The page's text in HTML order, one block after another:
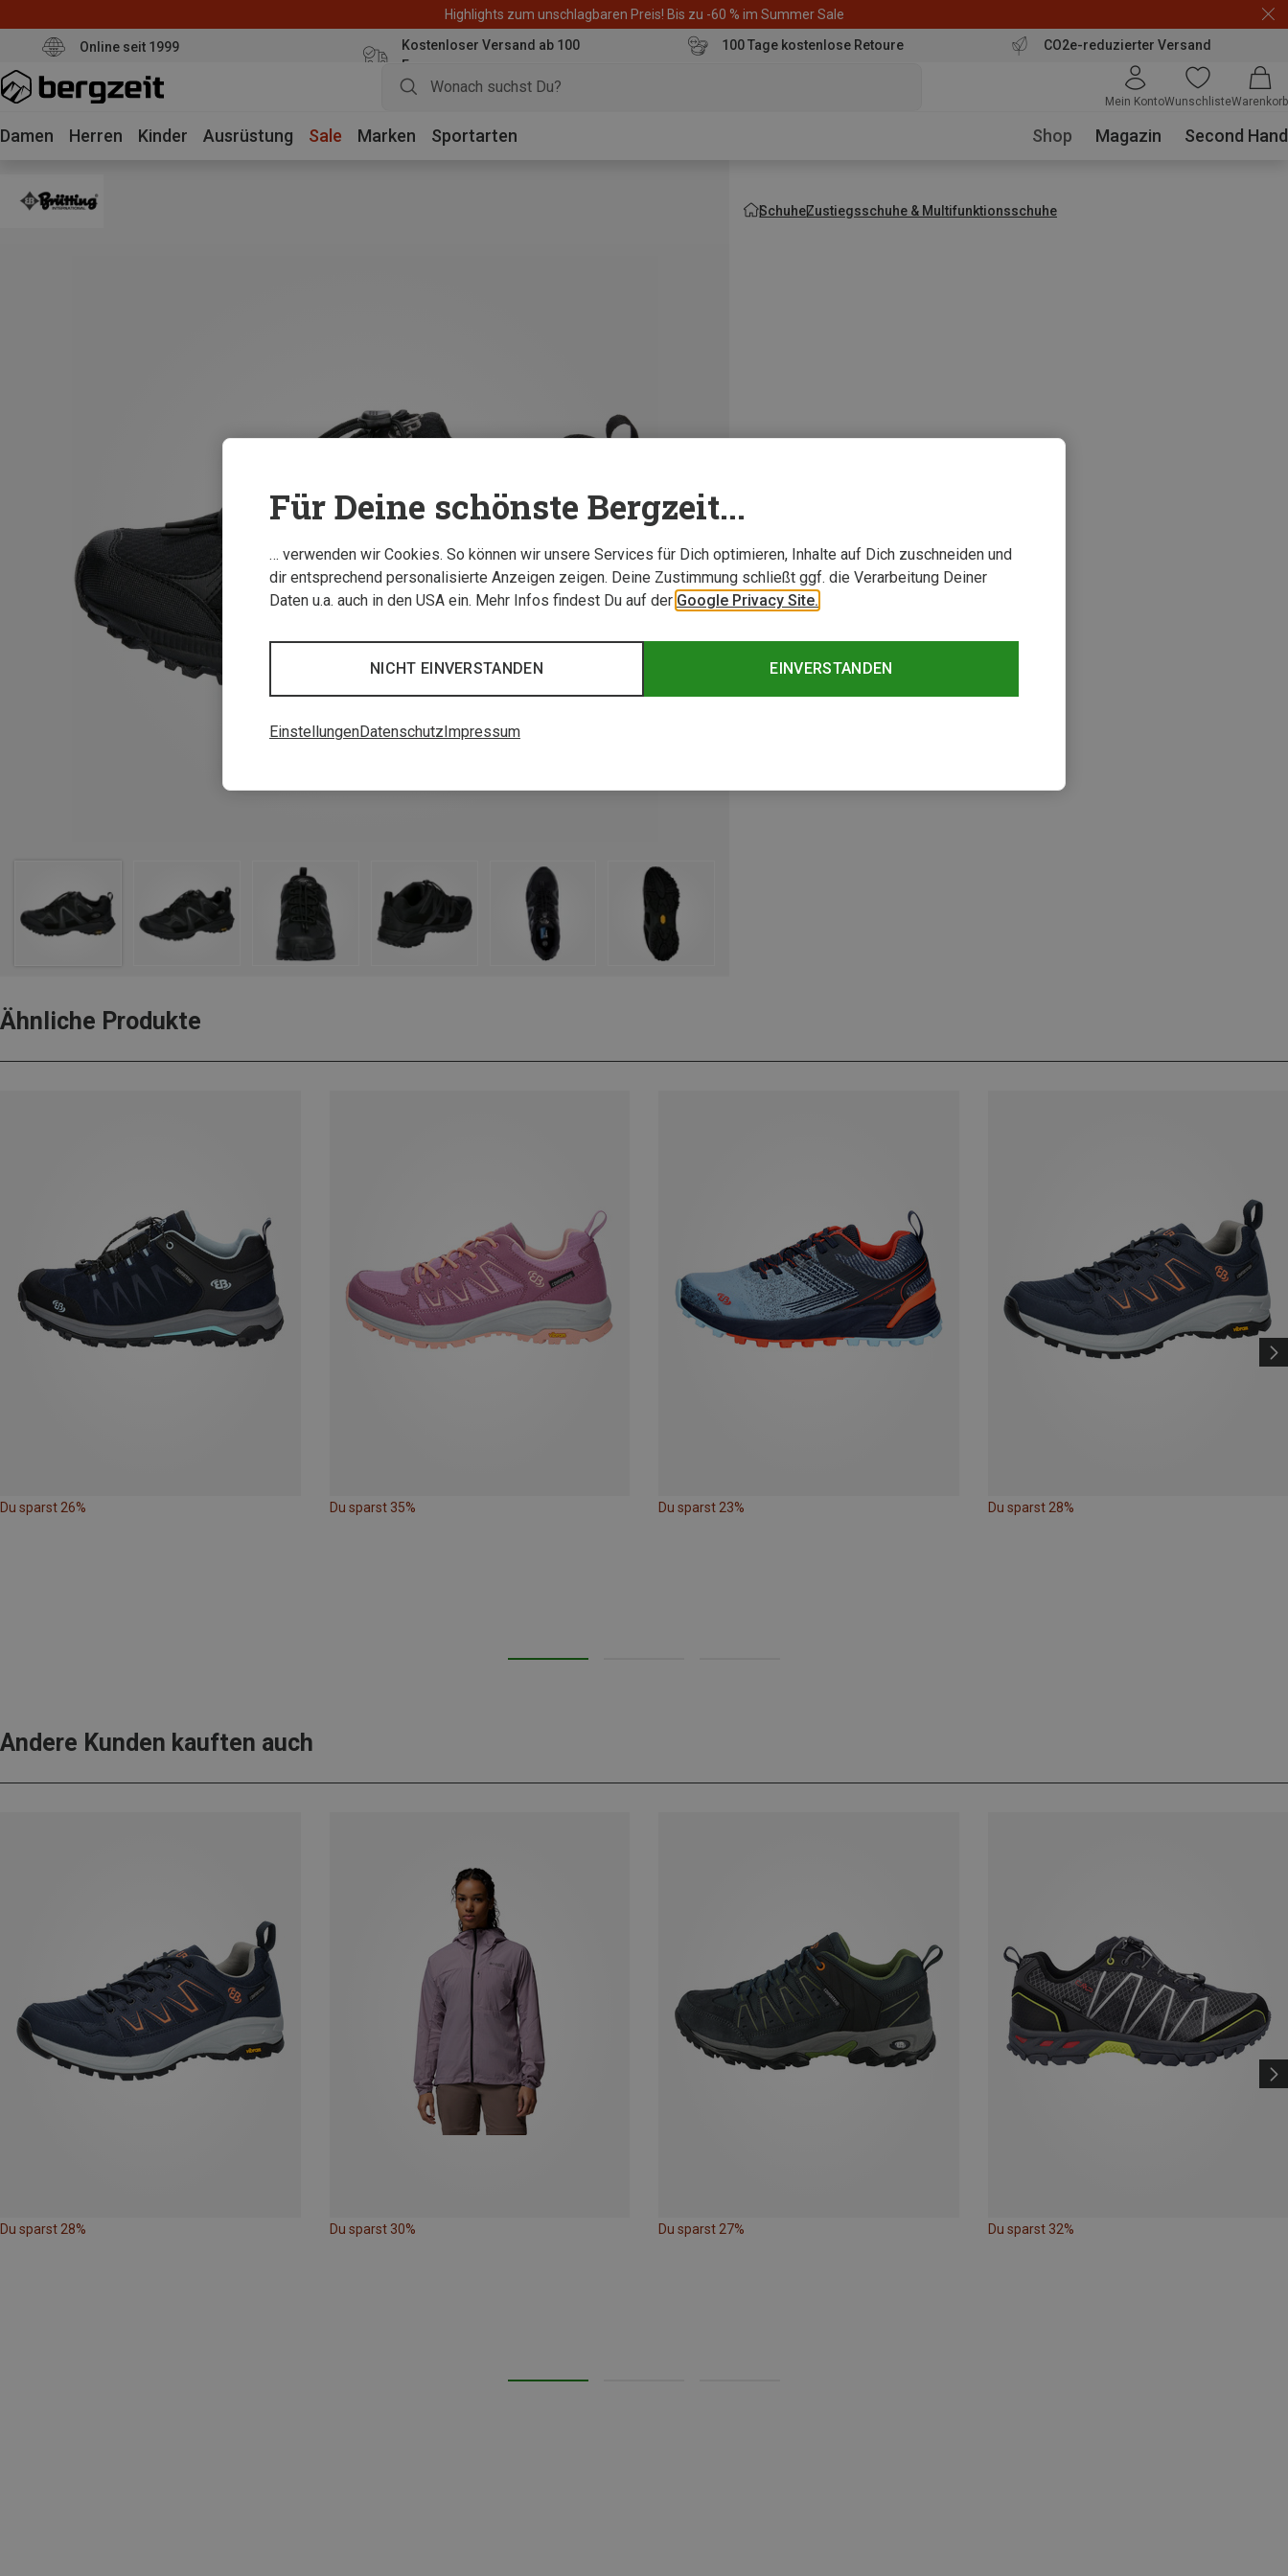
Highlights zum unschlagbaren Preis! Bis zu -60 % im Summer Sale
Online seit 1999
Kostenloser Versand ab 100
Euro
100 Tage kostenlose Retoure CO2e-reduzierter Versand
Mein KontoWunschlisteWarenkorb
Damen Herren Kinder Ausrüstung Sale Marken Sportarten Shop Magazin Second Hand
SchuheZustiegsschuhe & Multifunktionsschuhe
Ähnliche Produkte
Du sparst 26% Du sparst 35% Du sparst 23% Du sparst 28%
Andere Kunden kauften auch
Du sparst 28% Du sparst 30% Du sparst 27% Du sparst 32%
Für Deine schönste Bergzeit...
… verwenden wir Cookies. So können wir unsere Services für Dich optimieren, Inhalte auf Dich zuschneiden und
dir entsprechend personalisierte Anzeigen zeigen. Deine Zustimmung schließt ggf. die Verarbeitung Deiner
Daten u.a. auch in den USA ein. Mehr Infos findest Du auf der Google Privacy Site.
EINVERSTANDEN
NICHT EINVERSTANDEN
EinstellungenDatenschutz Impressum